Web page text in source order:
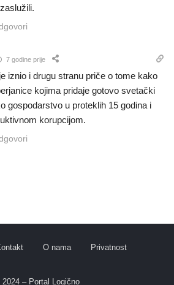
7 godine prije
iznio i drugu stranu priče o tome kako
kojima pridaje gotovo svetački
gospodarstvo u proteklih 15 godina i
korupcijom.
O nama Privatnost
– Portal Logično